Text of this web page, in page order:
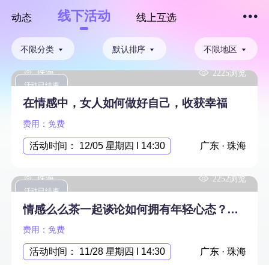
动态 线下活动 线上互选
下拉刷新
不限分类 默认排序 不限地区
珠海 2225浏览
活动已结束
在情感中，女人如何做好自己，收获幸福
费用：免费
活动时间： 12/05 星期四 I 14:30 广东 · 珠海
珠海 2252浏览
活动已结束
情感么么茶一起谈论如何拥有年轻心态？逆龄生长，生活如意。
费用：免费
活动时间： 11/28 星期四 I 14:30 广东 · 珠海